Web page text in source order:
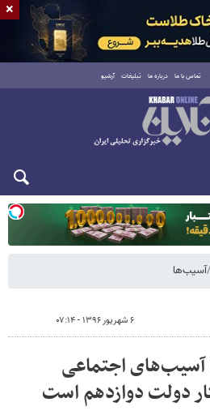
تماس با ما درباره ما تبلیغات آرشیو
آسیب‌ها
۶ شهریور ۱۳۹۶ - ۰۷:۱۴
آسیب‌های اجتماعی
دولت دوازدهم است
×